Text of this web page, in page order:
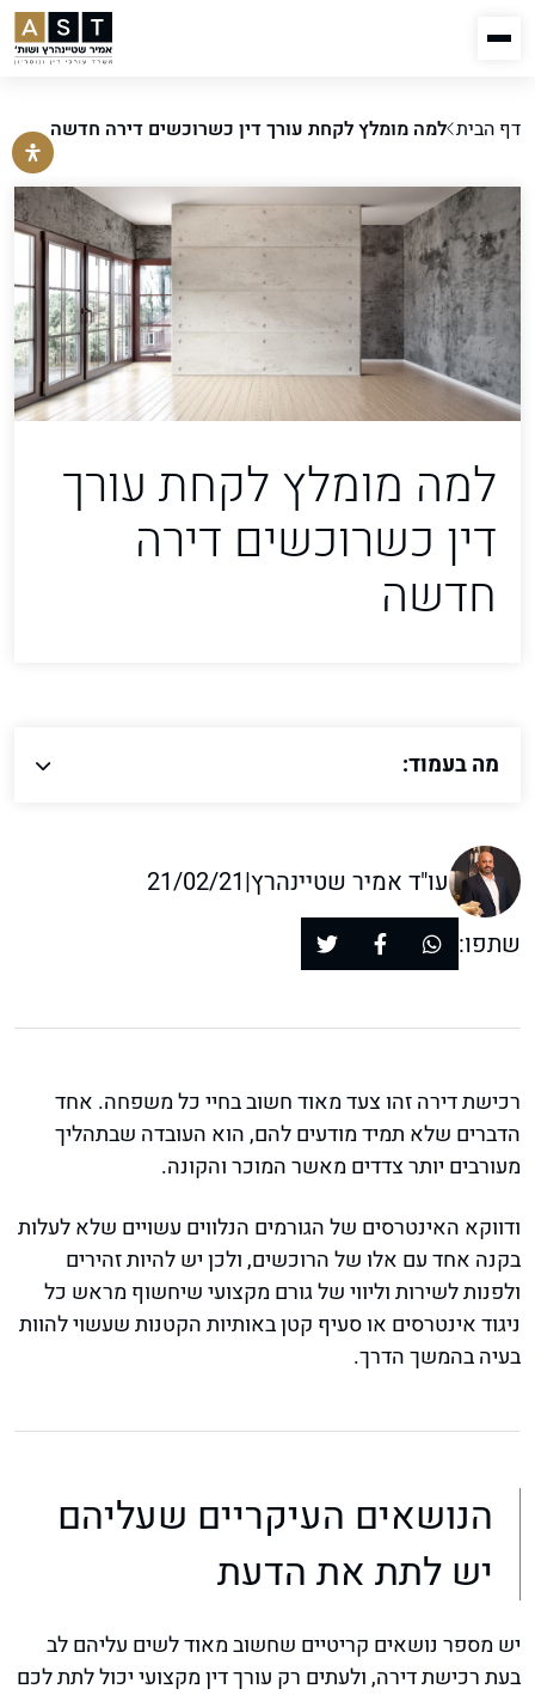
דף הבית למה מומלץ לקחת עורך דין כשרוכשים דירה חדשה
למה מומלץ לקחת עורך
דין כשרוכשים דירה
חדשה
מה בעמוד:
עו"ד אמיר שטיינהרץ|
21/02/21
שתפו:
רכישת דירה זהו צעד מאוד חשוב בחיי כל משפחה. אחד
הדברים שלא תמיד מודעים להם, הוא העובדה שבתהליך
מעורבים יותר צדדים מאשר המוכר והקונה.
ודווקא האינטרסים של הגורמים הנלווים עשויים שלא לעלות
בקנה אחד עם אלו של הרוכשים, ולכן יש להיות זהירים
ולפנות לשירות וליווי של גורם מקצועי שיחשוף מראש כל
ניגוד אינטרסים או סעיף קטן באותיות הקטנות שעשוי להוות
בעיה בהמשך הדרך.
הנושאים העיקריים שעליהם
יש לתת את הדעת
יש מספר נושאים קריטיים שחשוב מאוד לשים עליהם לב
בעת רכישת דירה, ולעתים רק עורך דין מקצועי יכול לתת לכם